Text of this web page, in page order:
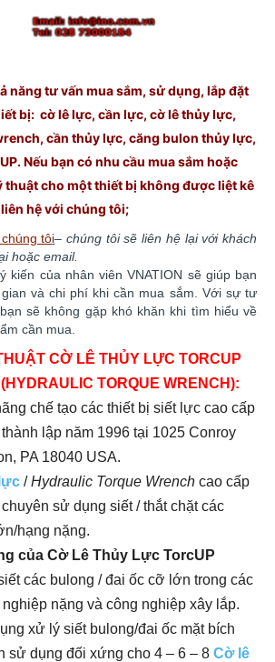
năng tư vấn mua sắm, sử dụng, lắp đặt
bị: cờ lê lực, cần lực, cờ lê thủy lực,
cần thủy lực, căng bulon thủy lực,
Nếu bạn có nhu cầu mua sắm hoặc
thuật cho một thiết bị không được liệt kê
hệ với chúng tôi;
tôi–chúng tôi sẽ liên hệ lại với khách
hoặc email.
kiến của nhân viên VNATION sẽ giúp bạn
và chi phí khi cần mua sắm. ​​Với sự tư
sẽ không gặp khó khăn khi tìm hiểu về
cần mua.
CỜ LÊ THỦY LỰC TORCUP
TORQUE WRENCH):
chế tạo các thiết bị siết lực cao cấp
lập năm 1996 tại 1025 Conroy
PA 18040 USA.
/Hydraulic Torque Wrench cao cấp
sử dụng siết / thắt chặt các
hạng nặng.
của Cờ Lê Thủy Lực TorcUP
các bulong / đai ốc cỡ lớn trong các
nặng và công nghiệp xây lắp.
xử lý siết bulong/đai ốc mặt bích
sử dụng đối xứng cho 4 – 6 – 8 Cờ lê